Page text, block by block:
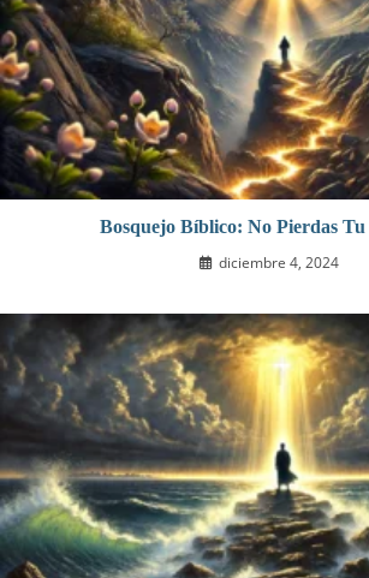
Bosquejo Bíblico: No Pierdas
diciembre 4, 2024